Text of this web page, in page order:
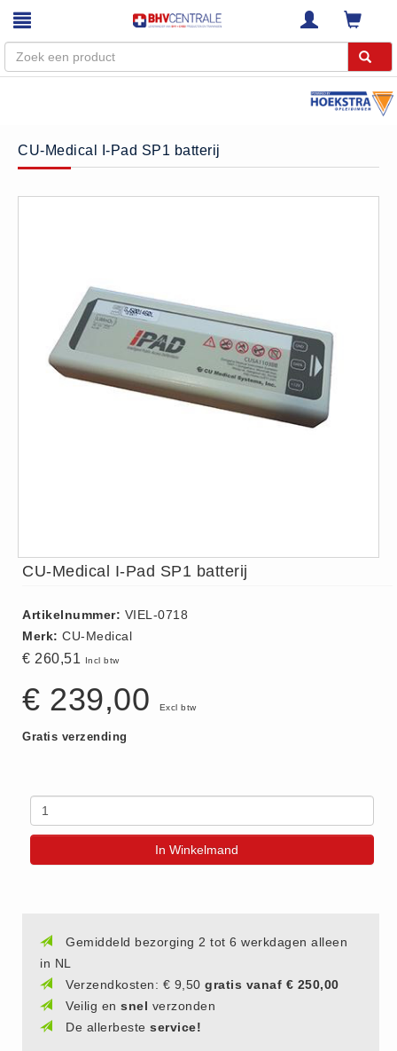
Home
Webshop
Trainingen
RI&E
Bedrijfsnoodplannen
Plattegronden
VCA Trajecten
Betalingsmogelijkheden
Privacy
Algemene Voorwaarden
(20)
AED apparaten (11)
ACTIE
AED apparaten (11)
AED batterijen (12)
AED binnen - buiten kasten (11)
AED elektroden (18)
CU-Medical I-Pad SP1 batterij
CU-Medical I-Pad SP1 batterij
Artikelnummer: VIEL-0718
Merk: CU-Medical
€ 260,51 Incl btw
€ 239,00 Excl btw
Gratis verzending
In Winkelmand
Gemiddeld bezorging 2 tot 6 werkdagen alleen
in NL
Verzendkosten: € 9,50 gratis vanaf € 250,00
Veilig en snel verzonden
De allerbeste service!